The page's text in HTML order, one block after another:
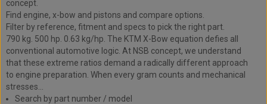
concept.
Find engine, x-bow and pistons and compare options.
Filter by reference, fitment and specs to pick the right part.
790 kg. 500 hp. 0.63 kg/hp. The KTM X-Bow equation defies all
conventional automotive logic. At NSB concept, we understand
that these extreme ratios demand a radically different approach
to engine preparation. When every gram counts and mechanical
stresses...
Search by part number / model